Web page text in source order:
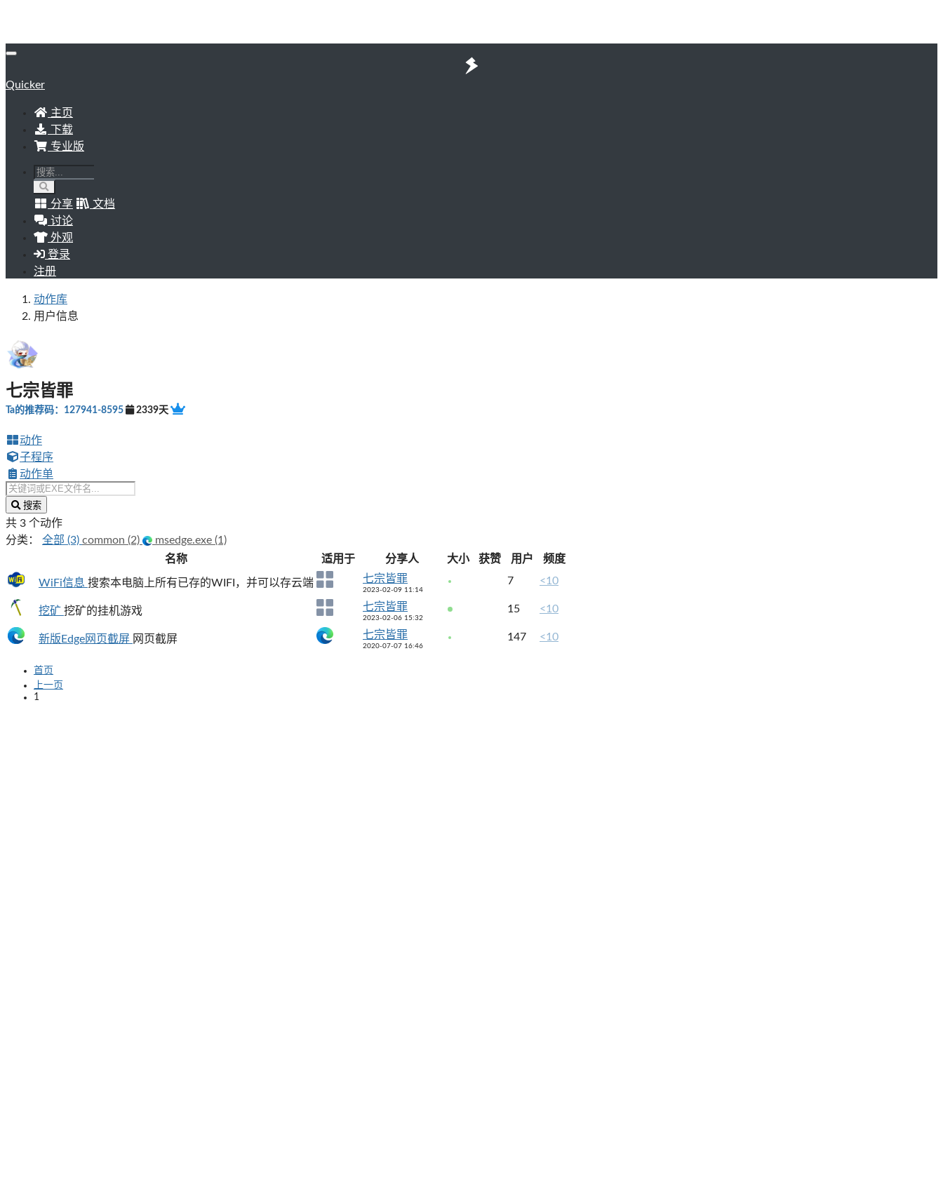
Quicker
主页
下载
专业版
分享
文档
讨论
外观
登录
注册
动作库
用户信息
七宗皆罪
Ta的推荐码：127941-8595 2339天
动作
子程序
动作单
搜索
共 3 个动作
分类：
全部 (3) common (2)
msedge.exe (1)
名称
适用于 分享人 大小 获赞 用户 频度
WiFi信息 搜索本电脑上所有已存的WIFI，并可以存云端 七宗皆罪
2023-02-09 11:14
7 <10
挖矿 挖矿的挂机游戏 七宗皆罪
2023-02-06 15:32
15 <10
新版Edge网页截屏 网页截屏 七宗皆罪
2020-07-07 16:46
147 <10
首页
上一页
1